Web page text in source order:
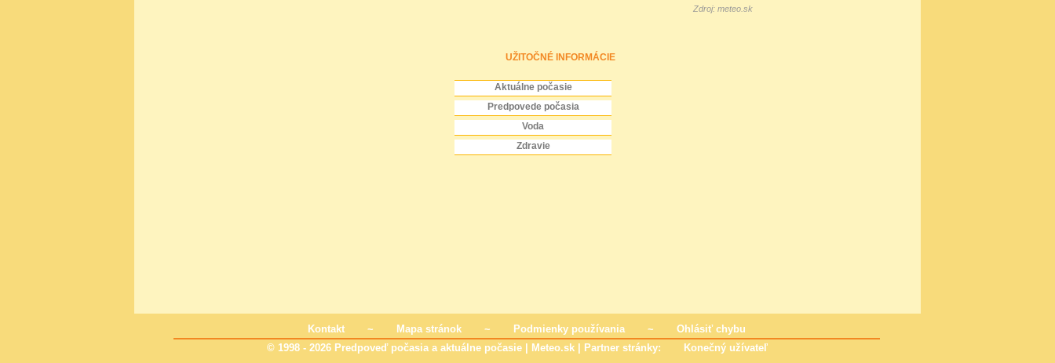
Zdroj: meteo.sk
UŽITOČNÉ INFORMÁCIE
Aktuálne počasie
Predpovede počasia
Voda
Zdravie
Kontakt ~ Mapa stránok ~ Podmienky používania ~
Ohlásiť chybu
© 1998 - 2026 Predpoveď počasia a aktuálne počasie | Meteo.sk | Partner stránky:
Konečný užívateľ